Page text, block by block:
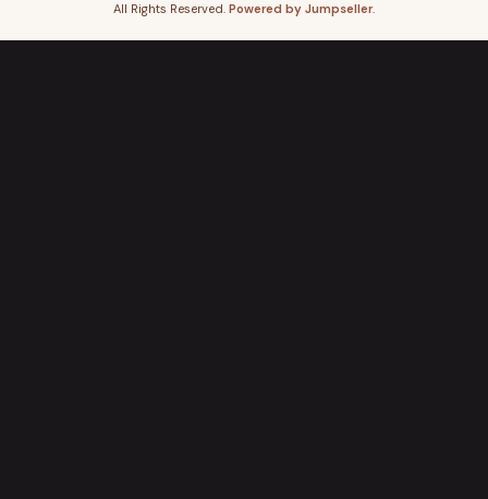
All Rights Reserved. Powered by Jumpseller.